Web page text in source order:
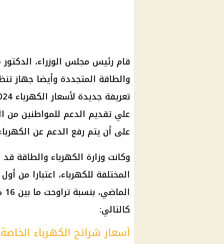
قام رئيس مجلس الوزراء،
والطاقة المتجددة وأيضا جهاز
علي تقديم الدعم للمواطنين من
على أن يتم رفع الدعم عن الكهرباء بشكل
وكانت وزارة الكهرباء والطاقة
كالتالي:
أسعار شرائح الكهرباء الخاصة